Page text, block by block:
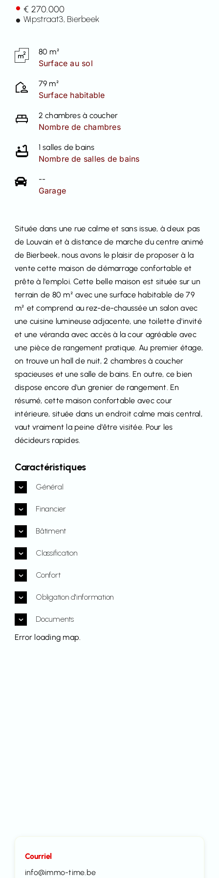
Contact
€ 270.000
Wipstraat3, Bierbeek
80 m²
Surface au sol
79 m²
Surface habitable
2 chambres à coucher
Nombre de chambres
1 salles de bains
Nombre de salles de bains
--
Garage
Située dans une rue calme et sans issue, à deux pas
de Louvain et à distance de marche du centre animé
de Bierbeek, nous avons le plaisir de proposer à la
vente cette maison de démarrage confortable et
prête à l'emploi. Cette belle maison est située sur un
terrain de 80 m² avec une surface habitable de 79
m² et comprend au rez-de-chaussée un salon avec
une cuisine lumineuse adjacente, une toilette d'invité
et une véranda avec accès à la cour agréable avec
une pièce de rangement pratique. Au premier étage,
on trouve un hall de nuit, 2 chambres à coucher
spacieuses et une salle de bains. En outre, ce bien
dispose encore d'un grenier de rangement. En
résumé, cette maison confortable avec cour
intérieure, située dans un endroit calme mais central,
vaut vraiment la peine d'être visitée. Pour les
décideurs rapides.
Caractéristiques
Général
Financier
Bâtiment
Classification
Confort
Obligation d'information
Documents
Courriel
info@immo-time.be
Error loading map.